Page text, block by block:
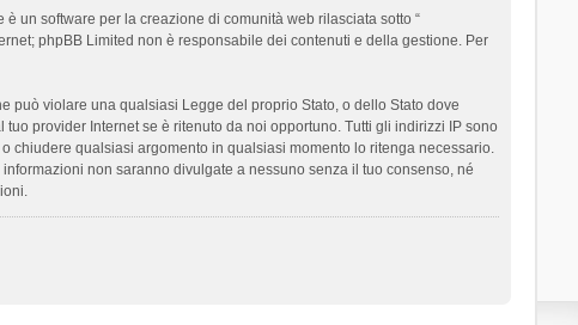
è un software per la creazione di comunità web rilasciata sotto “
phpBB Limited non è responsabile dei contenuti e della gestione. Per
può violare una qualsiasi Legge del proprio Stato, o dello Stato dove
provider Internet se è ritenuto da noi opportuno. Tutti gli indirizzi IP sono
chiudere qualsiasi argomento in qualsiasi momento lo ritenga necessario.
non saranno divulgate a nessuno senza il tuo consenso, né